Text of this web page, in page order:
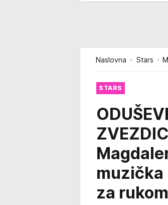
Naslovna Stars
STARS
muzička
za rukom